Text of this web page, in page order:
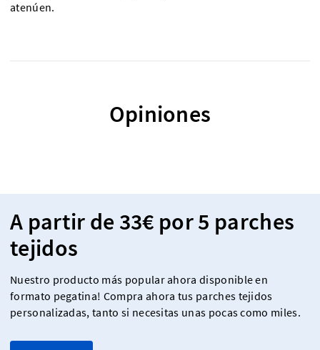
atenúen.
Opiniones
A partir de 33€ por 5 parches
tejidos
Nuestro producto más popular ahora disponible en
formato pegatina! Compra ahora tus parches tejidos
personalizadas, tanto si necesitas unas pocas como miles.